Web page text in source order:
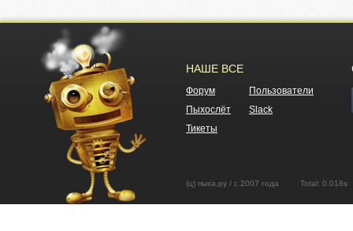
НАШЕ ВСЕ
Форум
Пользователи
Пыхослёт
Slack
Тикеты
(ц) пыха.ру / с 2007 года Total: